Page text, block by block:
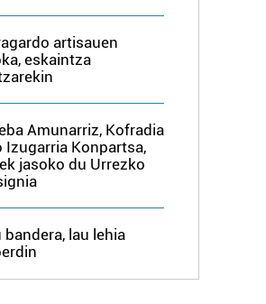
artisauen
eskaintza
Amunarriz, Kofradia
Izugarria Konpartsa,
jasoko du Urrezko
bandera, lau lehia